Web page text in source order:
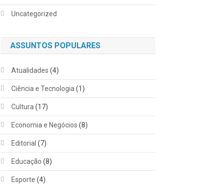
Uncategorized
ASSUNTOS POPULARES
Atualidades (4)
Ciência e Tecnologia (1)
Cultura (17)
Economia e Negócios (8)
Editorial (7)
Educação (8)
Esporte (4)